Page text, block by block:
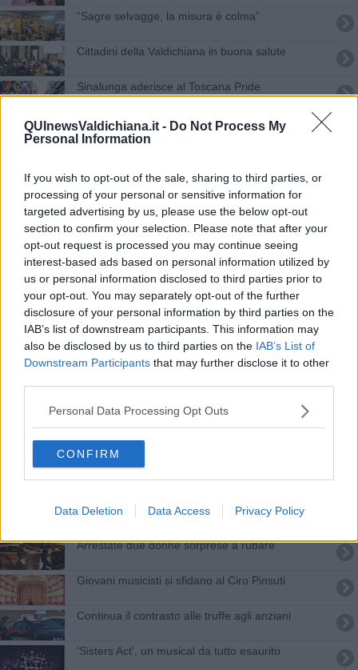
QUInewsValdichiana.it - Do Not Process My
Personal Information
If you wish to opt-out of the sale, sharing to third parties, or
processing of your personal or sensitive information for
targeted advertising by us, please use the below opt-out
section to confirm your selection. Please note that after your
opt-out request is processed you may continue seeing
interest-based ads based on personal information utilized by
us or personal information disclosed to third parties prior to
your opt-out. You may separately opt-out of the further
disclosure of your personal information by third parties on the
IAB’s list of downstream participants. This information may
also be disclosed by us to third parties on the IAB’s List of
Downstream Participants that may further disclose it to other
Personal Data Processing Opt Outs
CONFIRM
Data Deletion Data Access Privacy Policy
“Sagre selvagge, la misura è colma”
Cittadini della Valdichiana in buona salute
Sinalunga aderisce al Toscana Pride
Attività fisica a favore dell'invecchiamento
La Valdichiana festeggia il gigante bianco
Conferme e successi per la Frontiera Judo
Scontro auto-moto, muore giovane centauro
Consorzio Bonifica, una nuova sede in
Valdichiana
Bilancio in attivo e integrità dei conti
Lucrezia vince il Premio Ciro Pinsuti
Monzione contro i neofascisti, FdI non ci sta
'Risarcire i danni causati da lupi e predatori'
Polizze false, assicuratore denunciato per truffa
Arrestate due donne sorprese a rubare
Giovani musicisti si sfidano al Ciro Pinsuti
Continua il contrasto alle truffe agli anziani
'Sisters Act', un musical da tutto esaurito